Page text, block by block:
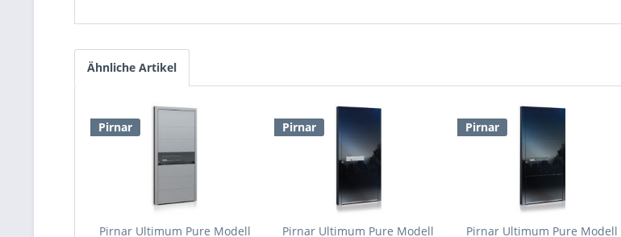
Ähnliche Artikel
Pirnar
Pirnar Ultimum Pure Modell
Pirnar
Pirnar Ultimum Pure Modell
Pirnar
Pirnar Ultimum Pure Modell